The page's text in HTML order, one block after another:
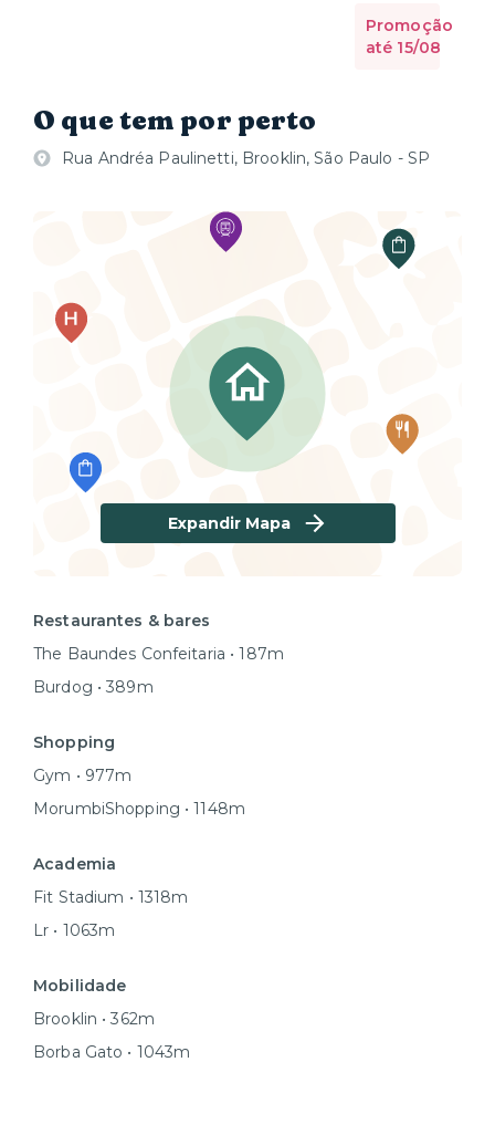
Promoção
até 15/08
O que tem por perto
Rua Andréa Paulinetti, Brooklin, São Paulo - SP
Expandir Mapa
Restaurantes & bares
The Baundes Confeitaria • 187m
Burdog • 389m
Shopping
Gym • 977m
MorumbiShopping • 1148m
Academia
Fit Stadium • 1318m
Lr • 1063m
Mobilidade
Brooklin • 362m
Borba Gato • 1043m